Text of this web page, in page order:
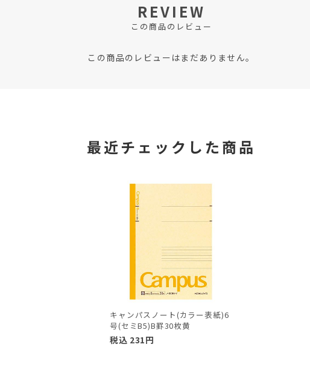
REVIEW
この商品のレビュー
この商品のレビューはまだありません。
最近チェックした商品
キャンパスノート(カラー表紙)6
号(セミB5)B罫30枚黄
税込 231円